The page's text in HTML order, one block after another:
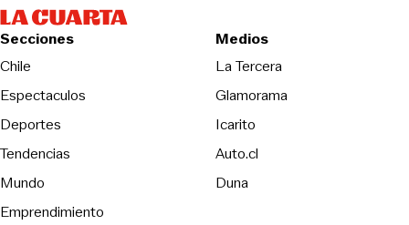
Secciones
Chile
Espectaculos
Deportes
Tendencias
Mundo
Emprendimiento
Medios
La TerceraOpens in new
Glamorama
Icarito
Auto.cl
DunaOpens in new window